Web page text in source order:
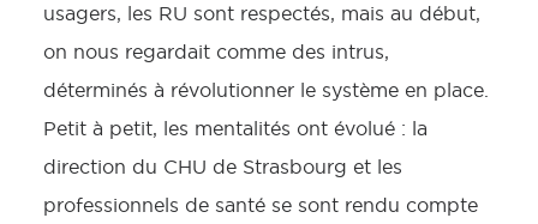
usagers, les RU sont respectés, mais au début,
on nous regardait comme des intrus,
déterminés à révolutionner le système en place.
Petit à petit, les mentalités ont évolué : la
direction du CHU de Strasbourg et les
professionnels de santé se sont rendu compte